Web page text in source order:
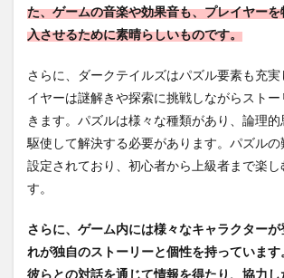
た、ゲームの音楽や効果音も、プレイヤー
入させるために素晴らしいものです。
さらに、ダークテイルズはパズル要素も充
イヤーは謎解きや探索に挑戦しながらスト
きます。パズルは様々な種類があり、論理
駆使して解決する必要があります。パズルの
設定されており、初心者から上級者まで楽し
す。
さらに、ゲーム内には様々なキャラクター
れが独自のストーリーと個性を持っていま
彼らとの対話を通じて情報を得たり、協力し